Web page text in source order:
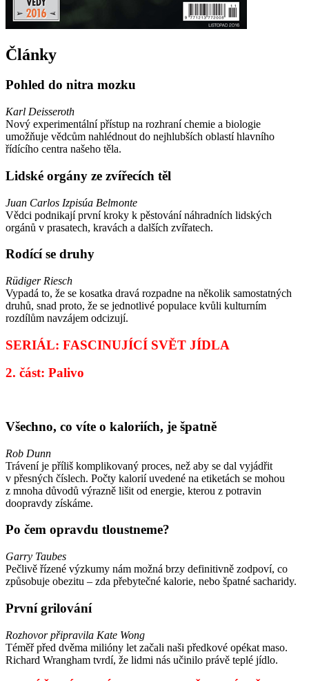
Články
Pohled do nitra mozku
Karl Deisseroth
Nový experimentální přístup na rozhraní chemie a biologie
umožňuje vědcům nahlédnout do nejhlubších oblastí hlavního
řídícího centra našeho těla.
Lidské orgány ze zvířecích těl
Juan Carlos Izpisúa Belmonte
Vědci podnikají první kroky k pěstování náhradních lidských
orgánů v prasatech, kravách a dalších zvířatech.
Rodící se druhy
Rüdiger Riesch
Vypadá to, že se kosatka dravá rozpadne na několik samostatných
druhů, snad proto, že se jednotlivé populace kvůli kulturním
rozdílům navzájem odcizují.
SERIÁL: FASCINUJÍCÍ SVĚT JÍDLA
2. část: Palivo
Všechno, co víte o kaloriích, je špatně
Rob Dunn
Trávení je příliš komplikovaný proces, než aby se dal vyjádřit
v přesných číslech. Počty kalorií uvedené na etiketách se mohou
z mnoha důvodů výrazně lišit od energie, kterou z potravin
doopravdy získáme.
Po čem opravdu tloustneme?
Garry Taubes
Pečlivě řízené výzkumy nám možná brzy definitivně zodpoví, co
způsobuje obezitu – zda přebytečné kalorie, nebo špatné sacharidy.
První grilování
Rozhovor připravila Kate Wong
Téměř před dvěma milióny let začali naši předkové opékat maso.
Richard Wrangham tvrdí, že lidmi nás učinilo právě teplé jídlo.